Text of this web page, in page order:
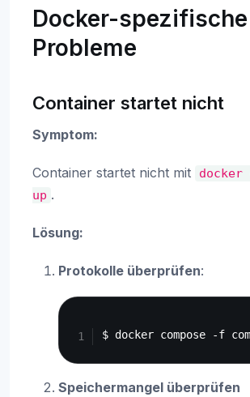
Docker-spezifische
Probleme
Container startet nicht
Symptom:
Container startet nicht mit docker
up .
Lösung:
Protokolle überprüfen:
Speichermangel überprüfen